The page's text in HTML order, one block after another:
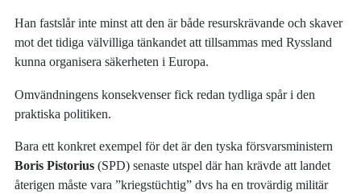
Han fastslår inte minst att den är både resurskrävande och skaver
mot det tidiga välvilliga tänkandet att tillsammas med Ryssland
kunna organisera säkerheten i Europa.
Omvändningens konsekvenser fick redan tydliga spår i den
praktiska politiken.
Bara ett konkret exempel för det är den tyska försvarsministern
Boris Pistorius (SPD) senaste utspel där han krävde att landet
återigen måste vara ”kriegstüchtig” dvs ha en trovärdig militär